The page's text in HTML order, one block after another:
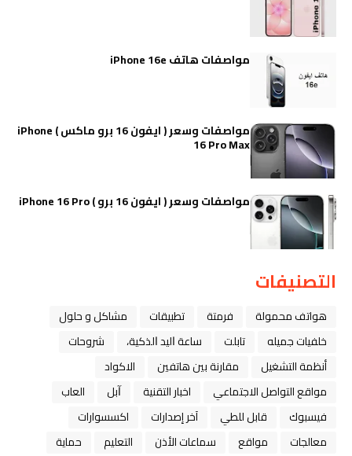
مواصفات هاتف iPhone 16e
مواصفات وسعر ( ايفون 16 برو ماكس ) iPhone
16 Pro Max
مواصفات وسعر ( ايفون 16 برو ) iPhone 16 Pro
التصنيفات
هواتف محمولة فرمتة تطبيقات
مشاكل و حلول
خلفيات جميله
تابلت ﺳﺎﻋﺔ ﺍﻟﻴﺪ ﺍﻟﺬﻛﻴﺔ،
شروحات
أنظمة التشغيل
مقارنة بين هاتفين
الاكواد
مواقع التواصل الاجتماعي
اخبار التقنية ﺁﺑﻞ
العاب
فيسبوك
قابل للطي آخر إصدارات
اكسسوارات
معالجات
مواقع سماعات الأذن التعليم
حماية